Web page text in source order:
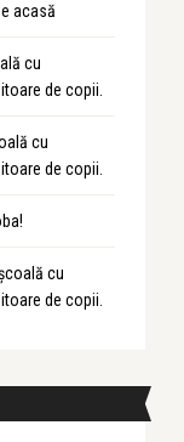
acasă
cu
de copii.
cu
de copii.
cu
de copii.